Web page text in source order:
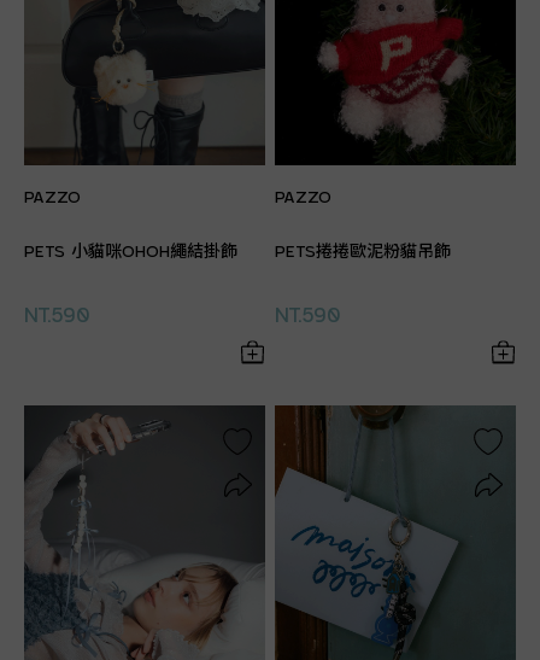
PAZZO
PETS 小貓咪OHOH繩結掛飾
NT.590
PAZZO
PETS捲捲歐泥粉貓吊飾
NT.590